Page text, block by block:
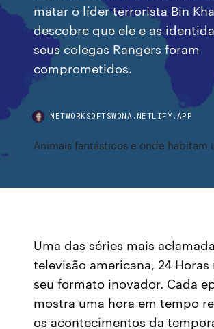
matar o líder terrorista Bin
descobre que ele e as
seus colegas Rangers foram
comprometidos.
NETWORKSOFTSWONA.NETLIFY.APP
Animais fantásticos e onde habitam
Uma das séries mais
televisão americana, 24 Horas
seu formato inovador. Cada
mostra uma hora em tempo
os acontecimentos da